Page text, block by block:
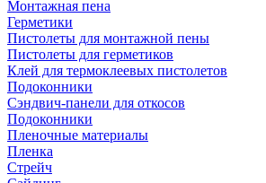
Монтажная пена
Герметики
Пистолеты для монтажной пены
Пистолеты для герметиков
Клей для термоклеевых пистолетов
Подоконники
Сэндвич-панели для откосов
Подоконники
Пленочные материалы
Пленка
Стрейч